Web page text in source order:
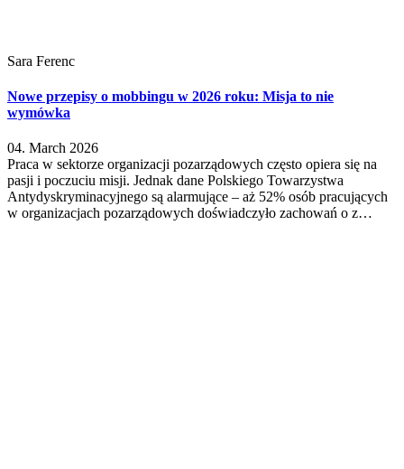
Sara Ferenc
Nowe przepisy o mobbingu w 2026 roku: Misja to nie
wymówka
04. March 2026
Praca w sektorze organizacji pozarządowych często opiera się na
pasji i poczuciu misji. Jednak dane Polskiego Towarzystwa
Antydyskryminacyjnego są alarmujące – aż 52% osób pracujących
w organizacjach pozarządowych doświadczyło zachowań o z…